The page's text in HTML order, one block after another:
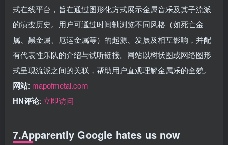
式在线平台，旨在通过图形化方式展示金属音乐及其子流派
的演变历史。用户可通过时间轴浏览不同风格（如死亡金
属、黑金属、厄运金属等）的起源、发展及相互影响，并配
有代表性乐队的介绍与试听链接。网站以树状图或网络图形
式呈现流派之间的关联，帮助用户直观理解金属乐的全貌。
网站: mapofmetal.com
HN评论: 立即访问
7.Apparently Google hates us now